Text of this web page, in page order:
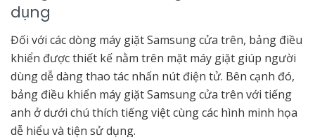
dụng
Đối với các dòng máy giặt Samsung cửa trên, bảng điều
khiển được thiết kế nằm trên mặt máy giặt giúp người
dùng dễ dàng thao tác nhấn nút điện tử. Bên cạnh đó,
bảng điều khiển máy giặt Samsung cửa trên với tiếng
anh ở dưới chú thích tiếng việt cùng các hình minh họa
dễ hiểu và tiện sử dụng.